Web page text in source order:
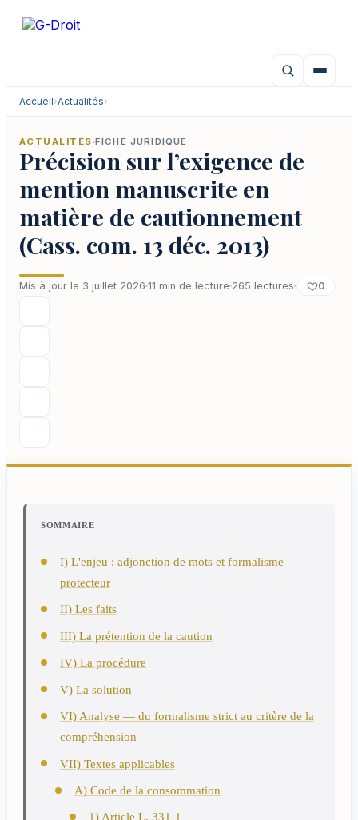
Accueil›Actualités›
ACTUALITÉS FICHE JURIDIQUE
Précision sur l’exigence de
mention manuscrite en
matière de cautionnement
(Cass. com. 13 déc. 2013)
Mis à jour le 3 juillet 2026 11 min de lecture 265 lectures 0
SOMMAIRE
I) L'enjeu : adjonction de mots et formalisme
protecteur
II) Les faits
III) La prétention de la caution
IV) La procédure
V) La solution
VI) Analyse — du formalisme strict au critère de la
compréhension
VII) Textes applicables
A) Code de la consommation
1) Article L. 331-1